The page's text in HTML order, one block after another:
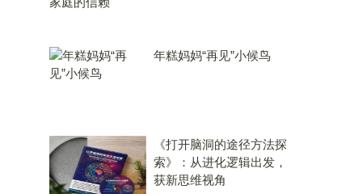
年糕妈妈“再见”小候鸟
《打开脑洞的途径方法探
索》：从进化逻辑出发，
获新思维视角